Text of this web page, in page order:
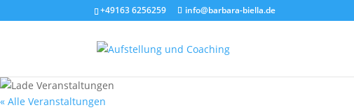
+49163 6256259 info@barbara-biella.de
« Alle Veranstaltungen